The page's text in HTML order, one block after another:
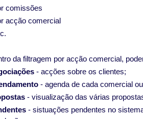
comissões
acção comercial
da filtragem por acção comercial,
- acções sobre os clientes;
- agenda de cada comercial
- visualização das várias
- sistuações pendentes no